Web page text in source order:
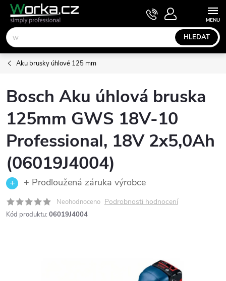
Přejít
obsah
HLEDAT
NÁKUPNÍ
KOŠÍK
Aku brusky úhlové 125 mm
Bosch Aku úhlová bruska
125mm GWS 18V-10
Professional, 18V 2x5,0Ah
(06019J4004)
+ Prodloužená záruka výrobce
Neohodnoceno Podrobnosti hodnocení
Kód produktu: 06019J4004